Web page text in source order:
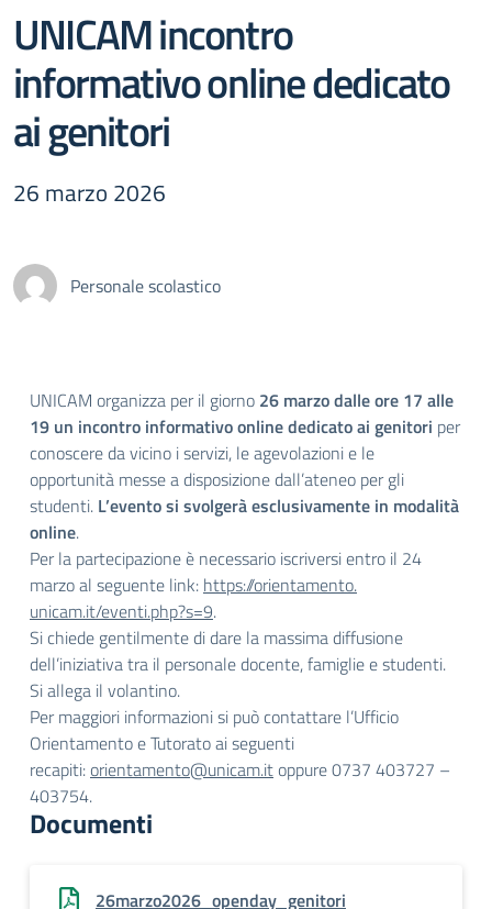
UNICAM incontro
informativo online dedicato
ai genitori
26 marzo 2026
Personale scolastico
UNICAM organizza per il giorno 26 marzo dalle ore 17 alle
19 un incontro informativo online dedicato ai genitori per
conoscere da vicino i servizi, le agevolazioni e le
opportunità messe a disposizione dall’ateneo per gli
studenti. L’evento si svolgerà esclusivamente in modalità
online.
Per la partecipazione è necessario iscriversi entro il 24
marzo al seguente link: https://orientamento.
unicam.it/eventi.php?s=9.
Si chiede gentilmente di dare la massima diffusione
dell’iniziativa tra il personale docente, famiglie e studenti.
Si allega il volantino.
Per maggiori informazioni si può contattare l’Ufficio
Orientamento e Tutorato ai seguenti
recapiti: orientamento@unicam.it oppure 0737 403727 –
403754.
Documenti
26marzo2026_openday_genitori